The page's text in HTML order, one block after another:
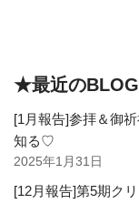
★最近の
[1月報告]参拝＆御
知る♡
2025年1月31日
[12月報告]第5期ク